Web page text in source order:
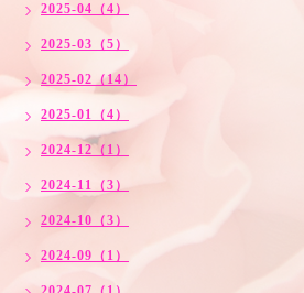
2025-04（4）
2025-03（5）
2025-02（14）
2025-01（4）
2024-12（1）
2024-11（3）
2024-10（3）
2024-09（1）